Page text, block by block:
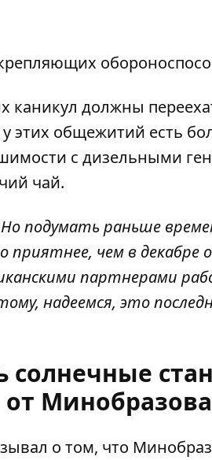
каникул должны
у этих общежитий есть
с дизельными
чай.
подумать раньше
чем в декабре
партнерами
надеемся, это
солнечные
о том, что